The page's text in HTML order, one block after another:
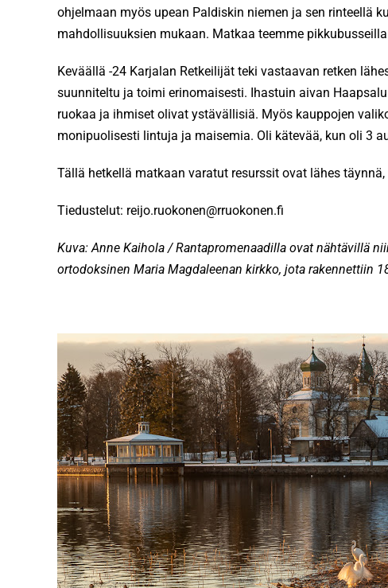
ohjelmaan myös upean Paldiskin niemen ja sen rinteellä
mahdollisuuksien mukaan. Matkaa teemme
Keväällä -24 Karjalan Retkeilijät teki vastaavan retken
suunniteltu ja toimi erinomaisesti. Ihastuin aivan
ruokaa ja ihmiset olivat ystävällisiä. Myös kauppojen
monipuolisesti lintuja ja maisemia. Oli kätevää, kun oli 3
Tällä hetkellä matkaan varatut resurssit ovat lähes
Tiedustelut: reijo.ruokonen@rruokonen.fi
Kuva: Anne Kaihola / Rantapromenaadilla ovat nähtävillä
ortodoksinen Maria Magdaleenan kirkko, jota rakennettiin